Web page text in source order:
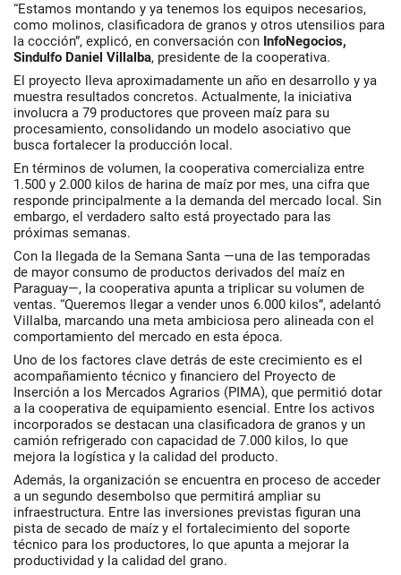
“Estamos montando y ya tenemos los equipos necesarios,
como molinos, clasificadora de granos y otros utensilios para
la cocción”, explicó, en conversación con InfoNegocios,
Sindulfo Daniel Villalba, presidente de la cooperativa.
El proyecto lleva aproximadamente un año en desarrollo y ya
muestra resultados concretos. Actualmente, la iniciativa
involucra a 79 productores que proveen maíz para su
procesamiento, consolidando un modelo asociativo que
busca fortalecer la producción local.
En términos de volumen, la cooperativa comercializa entre
1.500 y 2.000 kilos de harina de maíz por mes, una cifra que
responde principalmente a la demanda del mercado local. Sin
embargo, el verdadero salto está proyectado para las
próximas semanas.
Con la llegada de la Semana Santa —una de las temporadas
de mayor consumo de productos derivados del maíz en
Paraguay—, la cooperativa apunta a triplicar su volumen de
ventas. “Queremos llegar a vender unos 6.000 kilos”, adelantó
Villalba, marcando una meta ambiciosa pero alineada con el
comportamiento del mercado en esta época.
Uno de los factores clave detrás de este crecimiento es el
acompañamiento técnico y financiero del Proyecto de
Inserción a los Mercados Agrarios (PIMA), que permitió dotar
a la cooperativa de equipamiento esencial. Entre los activos
incorporados se destacan una clasificadora de granos y un
camión refrigerado con capacidad de 7.000 kilos, lo que
mejora la logística y la calidad del producto.
Además, la organización se encuentra en proceso de acceder
a un segundo desembolso que permitirá ampliar su
infraestructura. Entre las inversiones previstas figuran una
pista de secado de maíz y el fortalecimiento del soporte
técnico para los productores, lo que apunta a mejorar la
productividad y la calidad del grano.